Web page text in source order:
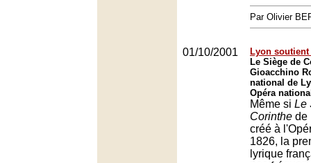
Par Olivier
01/10/2001
Lyon
Le Siège de
Gioacchino
national de
Opéra
Même si Le
Corinthe de
créé à
1826, la
lyrique